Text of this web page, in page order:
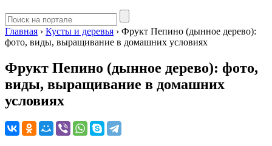
Главная › Кусты и деревья › Фрукт Пепино (дынное дерево):
фото, виды, выращивание в домашних условиях
Фрукт Пепино (дынное дерево): фото,
виды, выращивание в домашних
условиях